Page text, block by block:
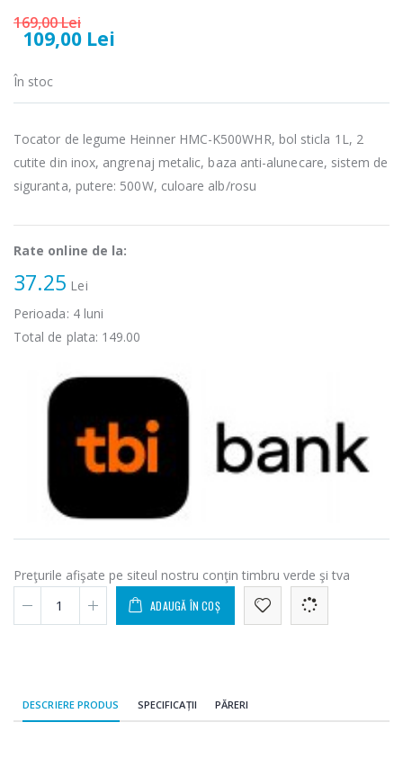
169,00 Lei
109,00 Lei
În stoc
Tocator de legume Heinner HMC-K500WHR, bol sticla 1L, 2
cutite din inox, angrenaj metalic, baza anti-alunecare, sistem de
siguranta, putere: 500W, culoare alb/rosu
Rate online de la:
37.25 Lei
Perioada: 4luni
Total de plata: 149.00
Preţurile afişate pe siteul nostru conţin timbru verde şi tva
ADAUGĂ ÎN COȘ
DESCRIERE PRODUS SPECIFICAȚII PĂRERI
-21%
Masina de tocat
-33%
Masina de tocat
NobeLTek ...
199,00 Lei
-14%
Robot de
bucatarie
Heinner ...